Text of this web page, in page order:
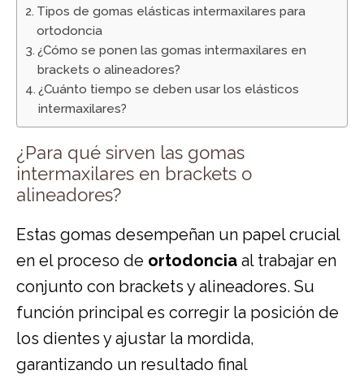
Tipos de gomas elásticas intermaxilares para
ortodoncia
¿Cómo se ponen las gomas intermaxilares en
brackets o alineadores?
¿Cuánto tiempo se deben usar los elásticos
intermaxilares?
¿Para qué sirven las gomas
intermaxilares en brackets o
alineadores?
Estas gomas desempeñan un papel crucial
en el proceso de ortodoncia al trabajar en
conjunto con brackets y alineadores. Su
función principal es corregir la posición de
los dientes y ajustar la mordida,
garantizando un resultado final